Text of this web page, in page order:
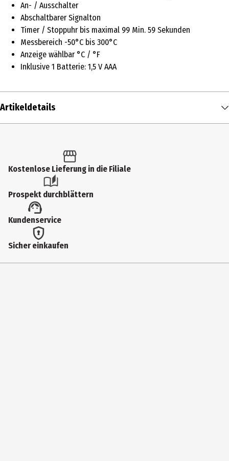
An- / Ausschalter
Abschaltbarer Signalton
Timer / Stoppuhr bis maximal 99 Min. 59 Sekunden
Messbereich -50°C bis 300°C
Anzeige wählbar °C / °F
Inklusive 1 Batterie: 1,5 V AAA
Artikeldetails
Produkttyp
Spezialhelfer (Sammelkategorie)
3.6 cm
Kostenlose Lieferung in die Filiale
Prospekt durchblättern
Kundenservice
Sicher einkaufen